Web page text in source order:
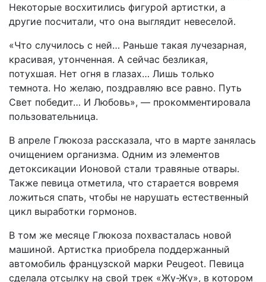
Некоторые восхитились фигурой артистки, а
другие посчитали, что она выглядит невеселой.
«Что случилось с ней… Раньше такая лучезарная,
красивая, утонченная. А сейчас безликая,
потухшая. Нет огня в глазах… Лишь только
темнота. Но желаю, поздравляю все равно. Путь
Свет победит… И Любовь», — прокомментировала
пользовательница.
В апреле Глюкоза рассказала, что в марте занялась
очищением организма. Одним из элементов
детоксикации Ионовой стали травяные отвары.
Также певица отметила, что старается вовремя
ложиться спать, чтобы не нарушать естественный
цикл выработки гормонов.
В том же месяце Глюкоза похвасталась новой
машиной. Артистка приобрела поддержанный
автомобиль французской марки Peugeot. Певица
сделала отсылку на свой трек «Жу-Жу», в котором